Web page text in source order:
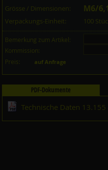
Grösse / Dimensionen:
M6/
Verpackungs-Einheit: 100
Bemerkung zum Artikel:
Kommission:
Preis:
auf Anfrage
PDF-Dokumente
Technische Daten 13.155